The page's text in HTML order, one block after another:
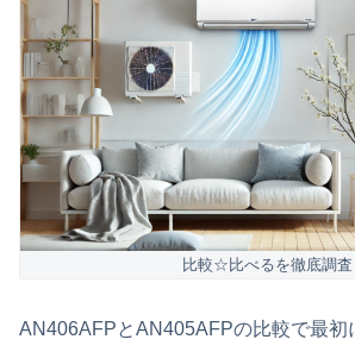
比較☆比べるを徹底調査
AN406AFPとAN405AFPの比較で最初